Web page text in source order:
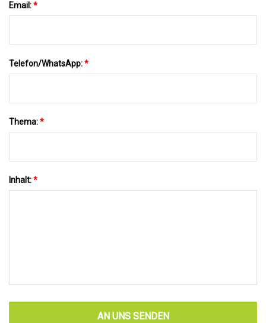
Email:*
Telefon/WhatsApp:*
Thema:*
Inhalt:*
AN UNS SENDEN